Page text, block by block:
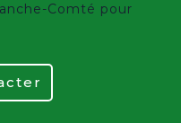
Comté pour